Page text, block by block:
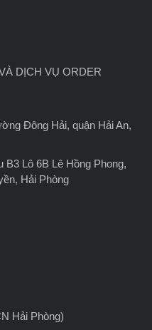
DỊCH VỤ ORDER
Đông Hải, quận Hải An,
Lô 6B Lê Hồng Phong,
Hải Phòng
Hải Phòng)